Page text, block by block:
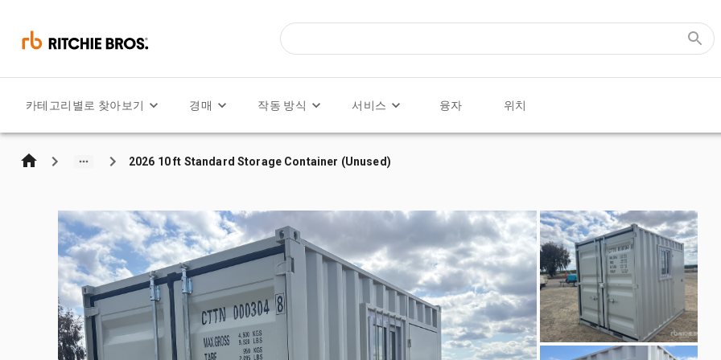
카테고리별로 찾아보기 경매 작동 방식 서비스 융자 위치
2026 10 ft Standard Storage Container (Unused)